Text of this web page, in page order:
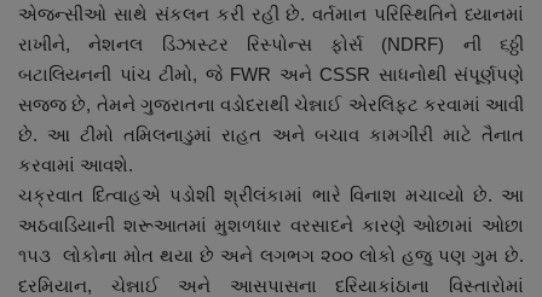
એજન્સીઓ સાથે સંકલન કરી રહી છે. વર્તમાન પરિસ્થિતિને ધ્યાનમાં
રાખીને, નેશનલ ડિઝાસ્ટર રિસ્પોન્સ ફોર્સ (NDRF) ની ૬ઠ્ઠી
બટાલિયનની પાંચ ટીમો, જે FWR અને CSSR સાધનોથી સંપૂર્ણપણે
સજ્જ છે, તેમને ગુજરાતના વડોદરાથી ચેન્નાઈ એરલિફ્ટ કરવામાં આવી
છે. આ ટીમો તમિલનાડુમાં રાહત અને બચાવ કામગીરી માટે તૈનાત
કરવામાં આવશે.
ચક્રવાત દિત્વાહએ પડોશી શ્રીલંકામાં ભારે વિનાશ મચાવ્યો છે. આ
અઠવાડિયાની શરૂઆતમાં મુશળધાર વરસાદને કારણે ઓછામાં ઓછા
૧૫૩ લોકોના મોત થયા છે અને લગભગ ૨૦૦ લોકો હજુ પણ ગુમ છે.
દરમિયાન, ચેન્નાઈ અને આસપાસના દરિયાકાંઠાના વિસ્તારોમાં